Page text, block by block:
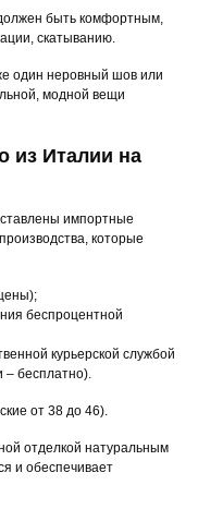
быть комфортным,
скатыванию.
один неровный шов или
модной вещи
из Италии на
импортные
которые
беспроцентной
курьерской службой
– бесплатно).
от 38 до 46).
отделкой натуральным
и обеспечивает